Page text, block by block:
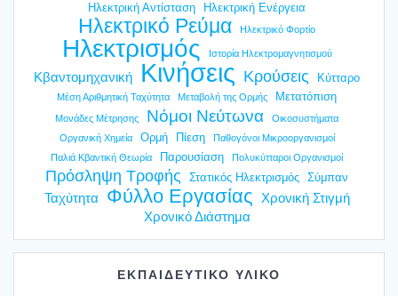
Ηλεκτρική Αντίσταση
Ηλεκτρική Ενέργεια
Ηλεκτρικό Ρεύμα Ηλεκτρικό Φορτίο
Ηλεκτρισμός Ιστορία Ηλεκτρομαγνητισμού
Κβαντομηχανική Κινήσεις Κρούσεις Κύτταρο
Μέση Αριθμητική Ταχύτητα Μεταβολή της Ορμής Μετατόπιση
Μονάδες Μέτρησης Νόμοι Νεύτωνα
Οικοσυστήματα
Οργανική Χημεία
Ορμή Πίεση
Παθογόνοι Μικροοργανισμοί
Παλιά Κβαντική Θεωρία
Παρουσίαση Πολυκύτταροι Οργανισμοί
Πρόσληψη Τροφής Στατικός Ηλεκτρισμός Σύμπαν
Ταχύτητα Φύλλο Εργασίας
Χρονική Στιγμή
Χρονικό Διάστημα
ΕΚΠΑΙΔΕΥΤΙΚΟ ΥΛΙΚΟ